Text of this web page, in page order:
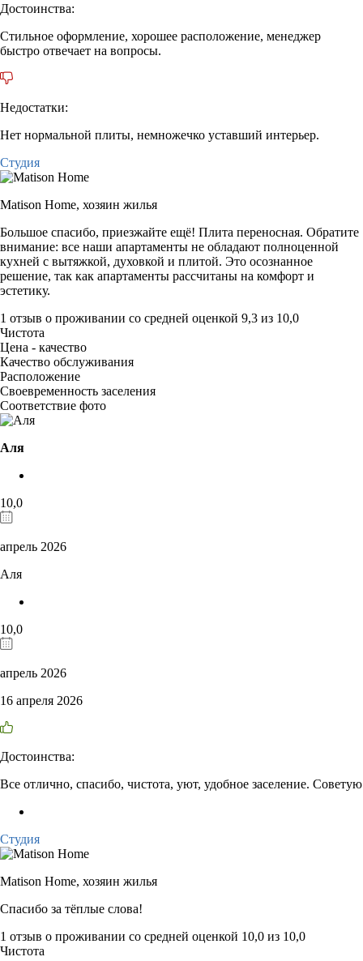
Достоинства:
Стильное оформление, хорошее расположение, менеджер
быстро отвечает на вопросы.
Недостатки:
Нет нормальной плиты, немножечко уставший интерьер.
Студия
Matison Home, хозяин жилья
Большое спасибо, приезжайте ещё! Плита переносная. Обратите
внимание: все наши апартаменты не обладают полноценной
кухней с вытяжкой, духовкой и плитой. Это осознанное
решение, так как апартаменты рассчитаны на комфорт и
эстетику.
1 отзыв о проживании со средней оценкой 9,3 из 10,0
Чистота
Цена - качество
Качество обслуживания
Расположение
Своевременность заселения
Соответствие фото
Аля
10,0
апрель 2026
Аля
10,0
апрель 2026
16 апреля 2026
Достоинства:
Все отлично, спасибо, чистота, уют, удобное заселение. Советую
Студия
Matison Home, хозяин жилья
Спасибо за тёплые слова!
1 отзыв о проживании со средней оценкой 10,0 из 10,0
Чистота